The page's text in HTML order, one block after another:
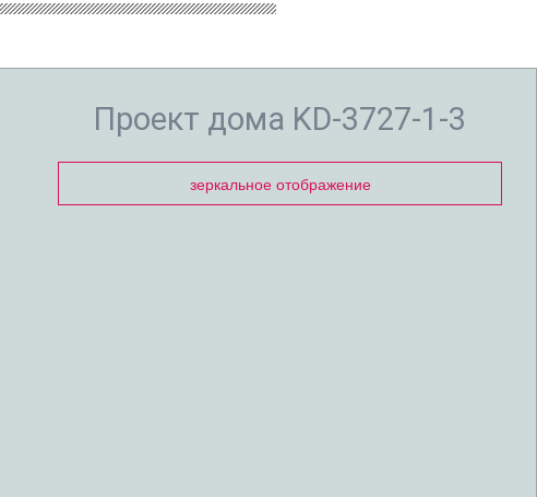
Проект дома KD-3727-1-3
зеркальное отображение